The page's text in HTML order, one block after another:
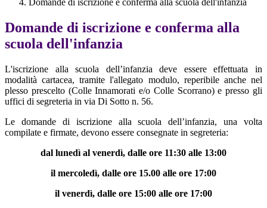
Domande di iscrizione e conferma alla scuola dell'infanzia
Domande di iscrizione e conferma alla
scuola dell'infanzia
L'iscrizione alla scuola dell’infanzia deve essere effettuata in
modalità cartacea, tramite l'allegato modulo, reperibile anche nel
plesso prescelto (Colle Innamorati e/o Colle Scorrano) e presso gli
uffici di segreteria in via Di Sotto n. 56.
Le domande di iscrizione alla scuola dell’infanzia, una volta
compilate e firmate, devono essere consegnate in segreteria:
dal lunedì al venerdì, dalle ore 11:30 alle 13:00
il mercoledì, dalle ore 15.00 alle ore 17:00
il venerdì, dalle ore 15:00 alle ore 17:00